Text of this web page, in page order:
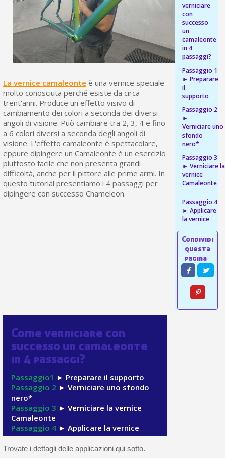
La vernice camaleonte è una vernice speciale
molto conosciuta perché esiste da circa
trent'anni. Produce un effetto visivo di
cambiamento dei colori a seconda dei diversi
angoli di visione. Può cambiare tra 2, 3, 4 e fino
a 6 colori diversi a seconda degli angoli di
visione. L'effetto camaleonte è spettacolare,
eppure dipingere un Camaleonte è un esercizio
piuttosto facile che non presenta grandi
difficoltà, anche per il pittore alle prime armi. In
questo tutorial presentiamo i 4 passaggi per
dipingere con successo Chameleon.
Come verniciare con
successo un camaleonte
in 4 passaggi?
Passaggio1 ► Preparare il supporto
Passaggio 2 ► Verniciare uno sfondo
nero*
Passaggio 3 ► Verniciare la vernice
Camaleonte
Passaggio 4► Applicare la vernice
Trovate i dettagli delle applicazioni qui sotto.
verniciare
con
successo
un
camaleonte
in 4
passaggi?
Passaggio 1
► Preparare
il
supporto
Passaggio 2
►
Verniciare uno
sfondo
nero*
Passaggio 3
► Verniciare la
vernice
Camaleonte
Passaggio 4
► Applicare
la vernice